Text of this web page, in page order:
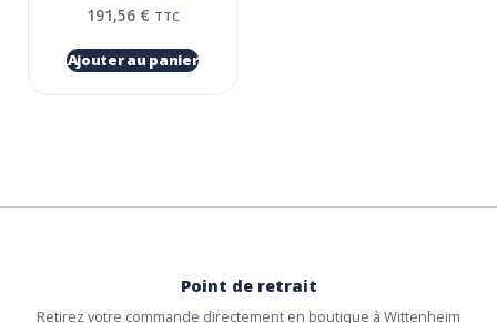
191,56 € TTC
Ajouter au panier
Point de retrait
Retirez votre commande directement en boutique à Wittenheim